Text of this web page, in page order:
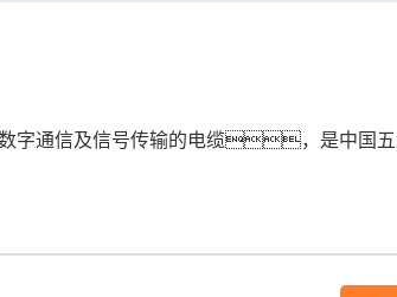
字通信及信号传输的电缆，是中国五